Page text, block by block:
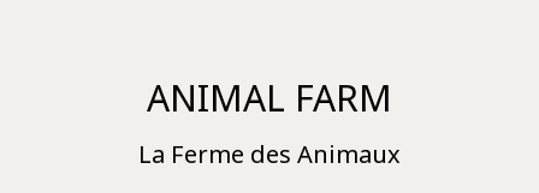
ANIMAL FARM
La Ferme des Animaux